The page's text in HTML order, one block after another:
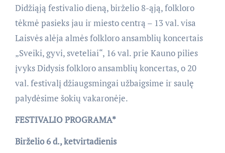
Didžiąją festivalio dieną, birželio 8-ąją, folkloro
tėkmė pasieks jau ir miesto centrą – 13 val. visa
Laisvės alėja almės folkloro ansamblių koncertais
„Sveiki, gyvi, sveteliai“, 16 val. prie Kauno pilies
įvyks Didysis folkloro ansamblių koncertas, o 20
val. festivalį džiaugsmingai užbaigsime ir saulę
palydėsime šokių vakaronėje.
FESTIVALIO PROGRAMA*
Birželio 6 d., ketvirtadienis